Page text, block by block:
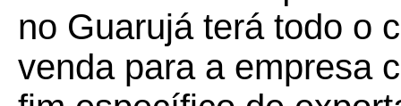
no Guarujá terá todo o
venda para a empresa